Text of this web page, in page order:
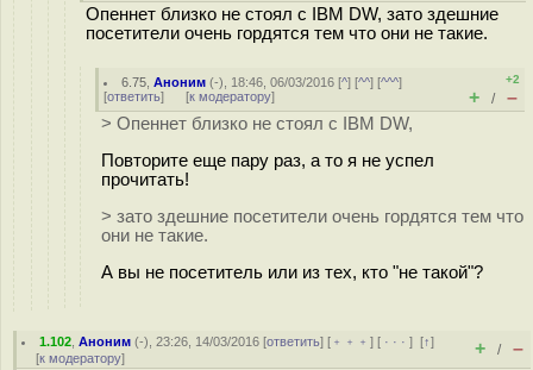
Опеннет близко не стоял с IBM DW, зато здешние
посетители очень гордятся тем что они не такие.
6.75 ,Аноним (-), 18:46, 06/03/2016 [^] [^^] [^^^]
[ответить] [к модератору]
+2
+ / –
> Опеннет близко не стоял с IBM DW,
Повторите еще пару раз, а то я не успел
прочитать!
> зато здешние посетители очень гордятся тем что
они не такие.
А вы не посетитель или из тех, кто "не такой"?
1.102 ,Аноним (-), 23:26, 14/03/2016 [ответить] [ ﹢﹢﹢] [ · · ·][↑]
[к модератору] + / –